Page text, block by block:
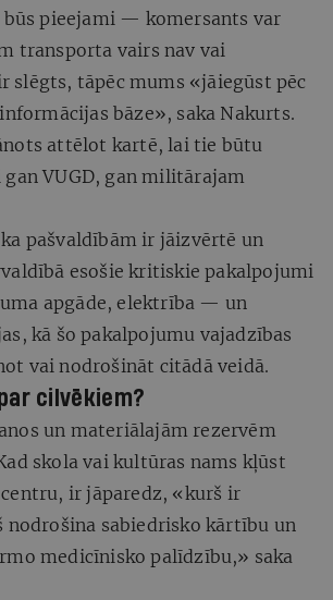
būs pieejami — komersants var
transporta vairs nav vai
slēgts, tāpēc mums «jāiegūst pēc
bāze», saka Nakurts.
attēlot kartē, lai tie būtu
VUGD, gan militārajam
pašvaldībām ir jāizvērtē un
esošie kritiskie pakalpojumi
apgāde, elektrība — un
kā šo pakalpojumu vajadzības
vai nodrošināt citādā veidā.
cilvēkiem?
un materiālajām rezervēm
skola vai kultūras nams kļūst
ir jāparedz, «kurš ir
nodrošina sabiedrisko kārtību un
medicīnisko palīdzību,» saka